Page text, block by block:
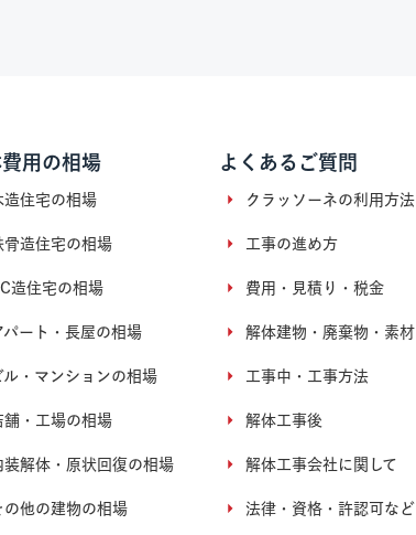
用の相場
造住宅の相場
骨造住宅の相場
造住宅の相場
パート・長屋の相場
ル・マンションの相場
舗・工場の相場
装解体・原状回復の相場
の他の建物の相場
よくあるご質問
クラッソーネの利用方法
工事の進め方
費用・見積り・税金
解体建物・廃棄物・素材
工事中・工事方法
解体工事後
解体工事会社に関して
法律・資格・許認可など